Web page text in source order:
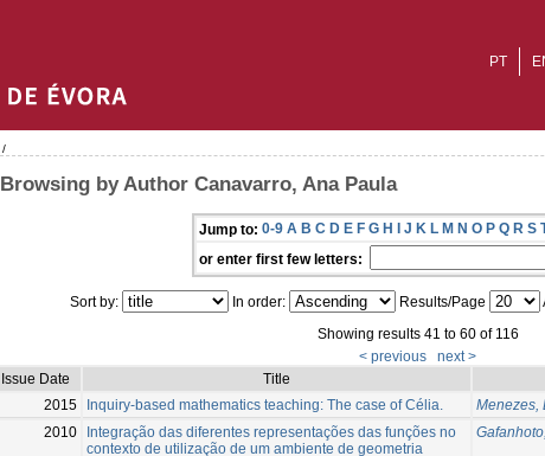
PT
/
Browsing by Author Canavarro, Ana Paula
Jump to: 0-9 A B C D E F G H I J K L M N O P Q R S
or enter first few letters:
Sort by: In order: Results/Page
Showing results 41 to 60 of 116
< previous
next >
Issue Date
Title
2015
Inquiry-based mathematics teaching: The case of Célia. Menezes,
2010
Integração das diferentes representações das funções no
contexto de utilização de um ambiente de geometria